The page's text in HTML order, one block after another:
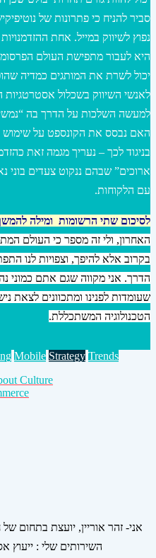
נפוץ לשיווק במייל. אחת
היא לעבור מתפישת העולם
יכול לשרת את המותגים כמדיה
לאנשי השיווק בשכלול
למעשה השלכות על הדרך בה
האם נבסס את הקונספט על שימוש
בניגוד לכך – נעריך מגמה זאת
ארוכים” שבהם ננקוט צעדים בוני
עם הלקוחות.
לסיכום שתי הרשומות ומילה
האחרון, ולי זה מספר כי העולם
בקרוב אלא להיפך, וצפויות לנו
הדרך. אני מקווה שגם אתם כמוני
שעומדות לפנינו ומתכוונים
הטכנולוגיה המשתכללת.
Mobile Strategy Trends
Culture
אני- זהר אוריין, יועצת בתחום
השירותים שלי : ייעוץ